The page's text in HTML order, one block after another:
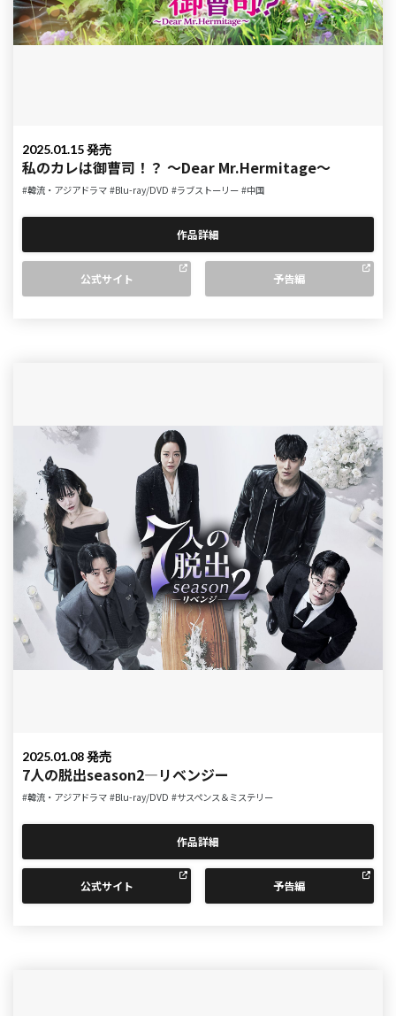
2025.01.15 発売
私のカレは御曹司！？ ～Dear Mr.Hermitage～
#韓流・アジアドラマ #Blu-ray/DVD #ラブストーリー #中国
作品詳細
公式サイト 予告編
2025.01.08 発売
7人の脱出season2―リベンジー
#韓流・アジアドラマ #Blu-ray/DVD #サスペンス＆ミステリー
作品詳細
公式サイト 予告編